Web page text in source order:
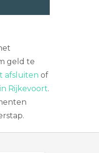
geld te
afsluiten of
Rijkevoort.